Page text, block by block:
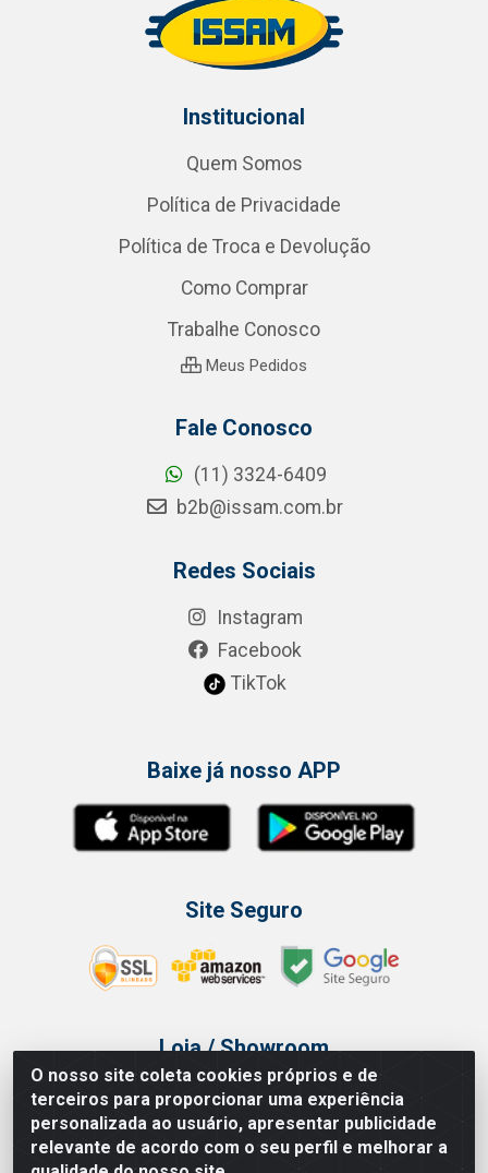
O nosso site coleta cookies próprios e de
terceiros para proporcionar uma experiência
personalizada ao usuário, apresentar publicidade
relevante de acordo com o seu perfil e melhorar a
Institucional
Quem Somos
Política de Privacidade
Política de Troca e Devolução
Como Comprar
Trabalhe Conosco
Meus Pedidos
Fale Conosco
(11) 3324-6409
b2b@issam.com.br
Redes Sociais
Instagram
Facebook
TikTok
Baixe já nosso APP
Site Seguro
Loja / Showroom
Tel.: (11) 3314 6400
Av Vautier, 468 - Pari - São Paulo/SP